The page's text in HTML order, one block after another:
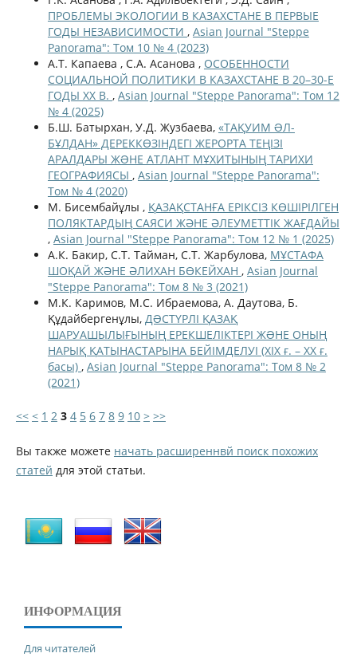
ПРОБЛЕМЫ ЭКОЛОГИИ В КАЗАХСТАНЕ В ПЕРВЫЕ
ГОДЫ НЕЗАВИСИМОСТИ , Asian Journal "Steppe
Panorama": Том 10 № 4 (2023)
А.Т. Капаева , С.А. Асанова , ОСОБЕННОСТИ
СОЦИАЛЬНОЙ ПОЛИТИКИ В КАЗАХСТАНЕ В 20–30-Е
ГОДЫ ХХ В. , Asian Journal "Steppe Panorama": Том 12
№ 4 (2025)
Б.Ш. Батырхан, У.Д. Жузбаева, «ТАҚУИМ ƏЛ-
БҰЛДАН» ДЕРЕККӨЗІНДЕГІ ЖЕРОРТА ТЕҢІЗІ
АРАЛДАРЫ ЖƏНЕ АТЛАНТ МҰХИТЫНЫҢ ТАРИХИ
ГЕОГРАФИЯСЫ , Asian Journal "Steppe Panorama":
Том № 4 (2020)
М. Бисембайұлы , ҚАЗАҚСТАНҒА ЕРІКСІЗ КӨШІРІЛГЕН
ПОЛЯКТАРДЫҢ САЯСИ ЖӘНЕ ӘЛЕУМЕТТІК ЖАҒДАЙЫ
, Asian Journal "Steppe Panorama": Том 12 № 1 (2025)
А.К. Бакир, С.Т. Тайман, С.Т. Жарбулова, МҰСТАФА
ШОҚАЙ ЖӘНЕ ӘЛИХАН БӨКЕЙХАН , Asian Journal
"Steppe Panorama": Том 8 № 3 (2021)
М.К. Каримов, М.С. Ибраемова, А. Даутова, Б.
Құдайбергенұлы, ДƏСТҮРЛІ ҚАЗАҚ
ШАРУАШЫЛЫҒЫНЫҢ ЕРЕКШЕЛІКТЕРІ ЖƏНЕ ОНЫҢ
НАРЫҚ ҚАТЫНАСТАРЫНА БЕЙІМДЕЛУІ (ХІХ ғ. – ХХ ғ.
басы) , Asian Journal "Steppe Panorama": Том 8 № 2
(2021)
<< < 1 2 3 4 5 6 7 8 9 10 > >>
Вы также можете начать расширеннвй поиск похожих
статей для этой статьи.
ИНФОРМАЦИЯ
Для читателей